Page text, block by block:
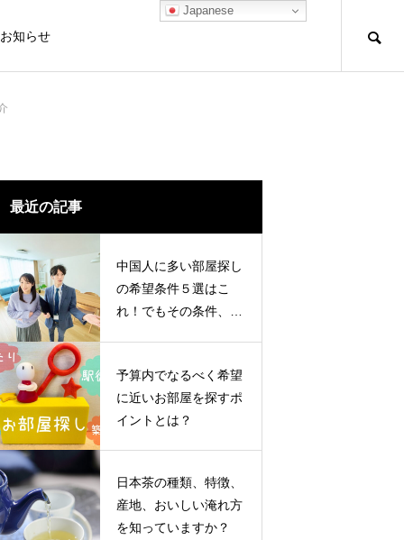
お知らせ
最近の記事
中国人に多い部屋探し
の希望条件５選はこ
れ！でもその条件、も
予算内でなるべく希望
に近いお部屋を探すポ
イントとは？
日本茶の種類、特徴、
産地、おいしい淹れ方
を知っていますか？
Japanese